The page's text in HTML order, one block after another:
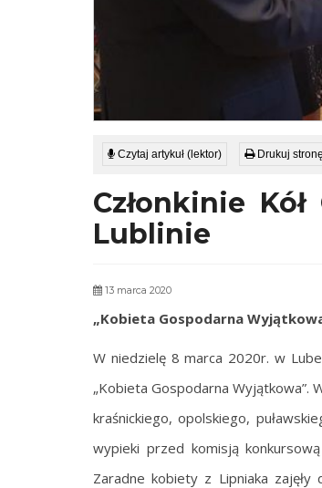
Czytaj artykuł (lektor) Drukuj stronę
Członkinie
Lublinie
13 marca 2020
„Kobieta Gospodarna
W niedzielę 8 marca 2020r. w
„Kobieta Gospodarna Wyjątkowa”.
kraśnickiego, opolskiego,
wypieki przed komisją
Zaradne kobiety z Lipniaka